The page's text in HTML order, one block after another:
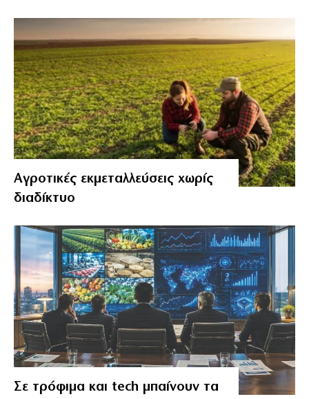
Αγροτικές εκμεταλλεύσεις χωρίς
διαδίκτυο
Σε τρόφιμα και tech μπαίνουν τα